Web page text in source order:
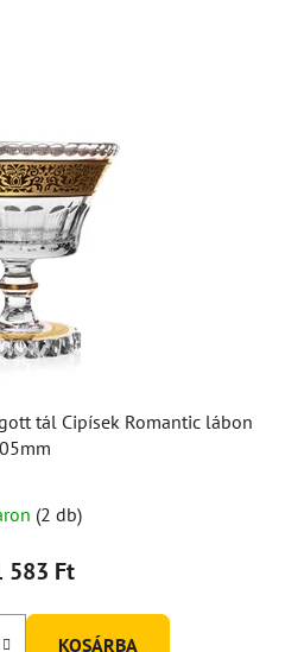
tál Cipísek Romantic lábon
(2 db)
583 Ft
KOSÁRBA